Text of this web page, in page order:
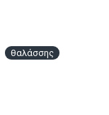
θαλάσσης